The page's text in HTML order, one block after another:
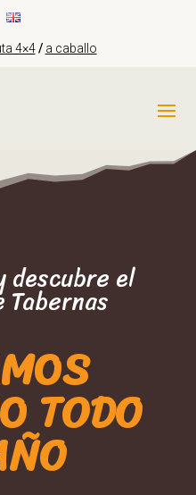
4×4/ a caballo
descubre el
TODO